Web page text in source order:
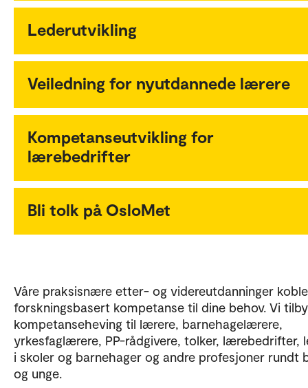
Lederutvikling
Veiledning for nyutdannede lærere
Kompetanseutvikling for
lærebedrifter
Bli tolk på OsloMet
Våre praksisnære etter- og videreutdanninger
forskningsbasert kompetanse til dine behov. Vi
kompetanseheving til lærere, barnehagelærere,
yrkesfaglærere, PP-rådgivere, tolker, lærebedrifter,
i skoler og barnehager og andre profesjoner rundt
og unge.